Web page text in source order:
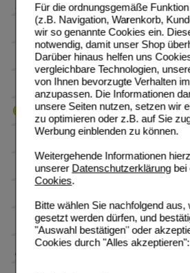
Für die ordnungsgemäße
(z.B. Navigation, Warenkorb,
wir so genannte Cookies ein.
notwendig, damit unser Shop
Darüber hinaus helfen uns
vergleichbare Technologien,
von Ihnen bevorzugte Verhalten
anzupassen. Die Informationen
unsere Seiten nutzen, setzen wir
zu optimieren oder z.B. auf Sie
Werbung einblenden zu können.
Weitergehende Informationen
unserer Datenschutzerklärungbei
Cookies.
Bitte wählen Sie nachfolgend aus,
gesetzt werden dürfen, und
"Auswahl bestätigen" oder
Cookies durch "Alles akzeptieren":